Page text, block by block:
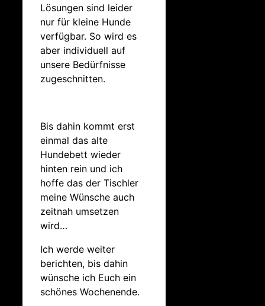
Lösungen sind leider
nur für kleine Hunde
verfügbar. So wird es
aber individuell auf
unsere Bedürfnisse
zugeschnitten.
Bis dahin kommt erst
einmal das alte
Hundebett wieder
hinten rein und ich
hoffe das der Tischler
meine Wünsche auch
zeitnah umsetzen
wird…
Ich werde weiter
berichten, bis dahin
wünsche ich Euch ein
schönes Wochenende.